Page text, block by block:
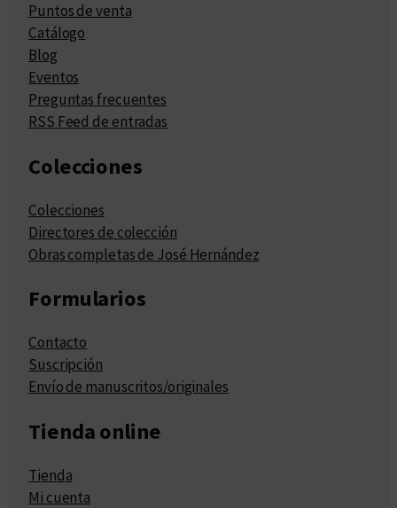
Puntos de venta
Catálogo
Blog
Eventos
Preguntas frecuentes
RSS Feed de entradas
Colecciones
Colecciones
Directores de colección
Obras completas de José Hernández
Formularios
Contacto
Suscripción
Envío de manuscritos/originales
Tienda online
Tienda
Mi cuenta